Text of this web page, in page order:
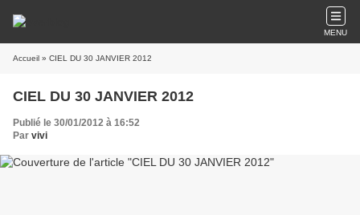
MENU
Accueil » CIEL DU 30 JANVIER 2012
CIEL DU 30 JANVIER 2012
Publié le 30/01/2012 à 16:52
Par vivi